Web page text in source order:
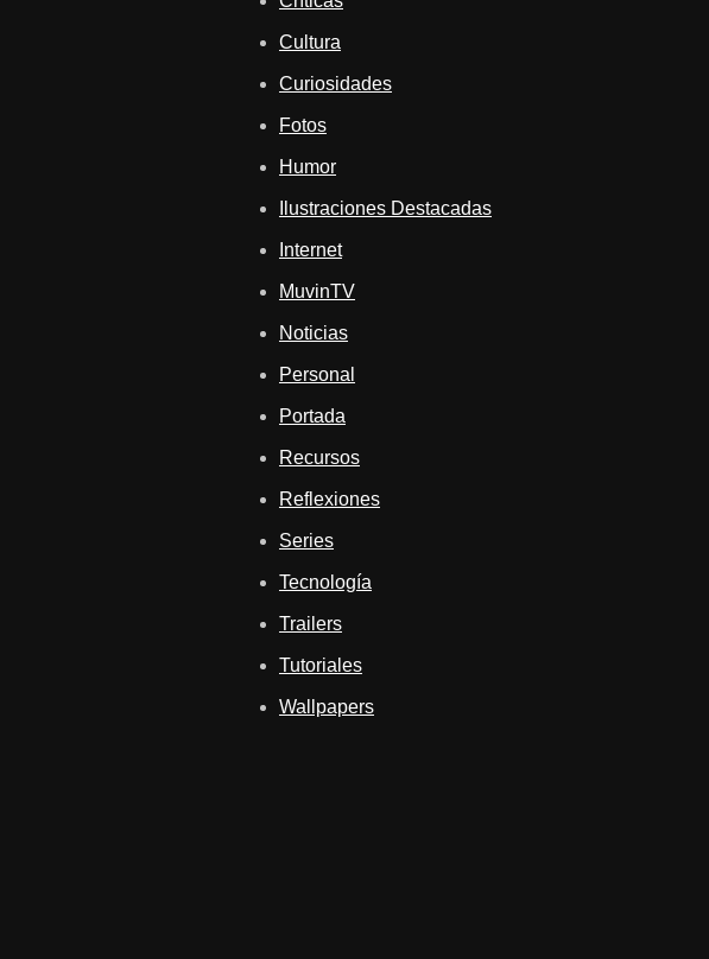
Cultura
Curiosidades
Fotos
Humor
Ilustraciones Destacadas
Internet
MuvinTV
Noticias
Personal
Portada
Recursos
Reflexiones
Series
Tecnología
Trailers
Tutoriales
Wallpapers